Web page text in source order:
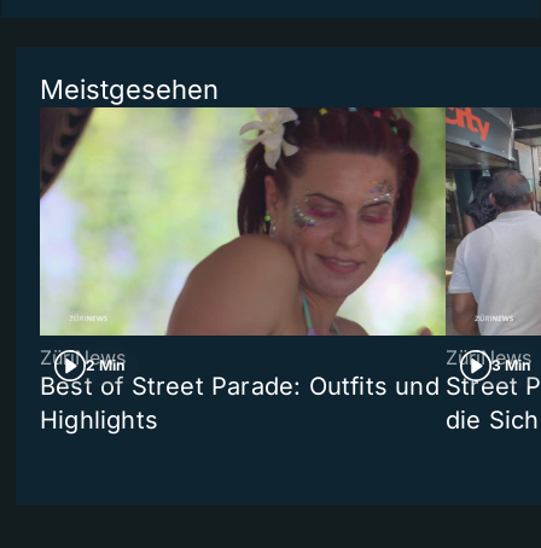
Meistgesehen
2 Min
ZüriNews
Best of Street Parade: Outfits und
Highlights
3 Min
ZüriNews
Street
die